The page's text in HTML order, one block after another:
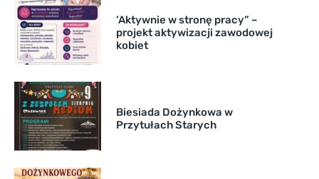
’Aktywnie w stronę pracy” –
projekt aktywizacji zawodowej
kobiet
Biesiada Dożynkowa w
Przytułach Starych